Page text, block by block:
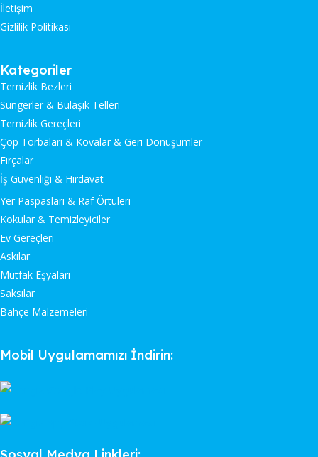
İletişim
Gizlilik Politikası
Kategoriler
Temizlik Bezleri
Süngerler & Bulaşık Telleri
Temizlik Gereçleri
Çöp Torbaları & Kovalar & Geri Dönüşümler
Fırçalar
İş Güvenliği & Hırdavat
Yer Paspasları & Raf Örtüleri
Kokular & Temizleyiciler
Ev Gereçleri
Askılar
Mutfak Eşyaları
Saksılar
Bahçe Malzemeleri
Mobil Uygulamamızı İndirin: